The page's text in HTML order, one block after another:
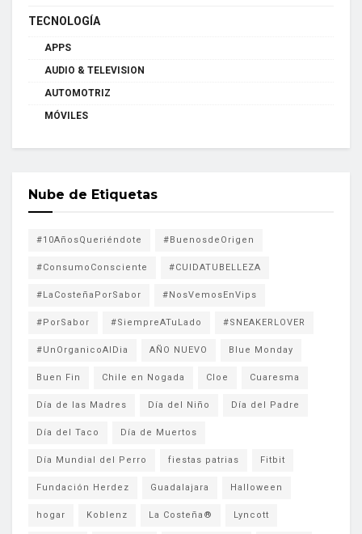
TECNOLOGÍA
APPS
AUDIO & TELEVISION
AUTOMOTRIZ
MÓVILES
Nube de Etiquetas
#10AñosQueriéndote #BuenosdeOrigen
#ConsumoConsciente #CUIDATUBELLEZA
#LaCosteñaPorSabor #NosVemosEnVips
#PorSabor #SiempreATuLado #SNEAKERLOVER
#UnOrganicoAlDia AÑO NUEVO Blue Monday
Buen Fin Chile en Nogada Cloe Cuaresma
Día de las Madres Día del Niño Día del Padre
Día del Taco Día de Muertos
Día Mundial del Perro fiestas patrias Fitbit
Fundación Herdez Guadalajara Halloween
hogar Koblenz La Costeña® Lyncott